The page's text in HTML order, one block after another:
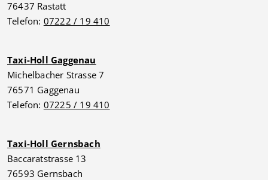
76437 Rastatt
Telefon: 07222 / 19 410
Taxi-Holl Gaggenau
Michelbacher Strasse 7
76571 Gaggenau
Telefon: 07225 / 19 410
Taxi-Holl Gernsbach
Baccaratstrasse 13
76593 Gernsbach